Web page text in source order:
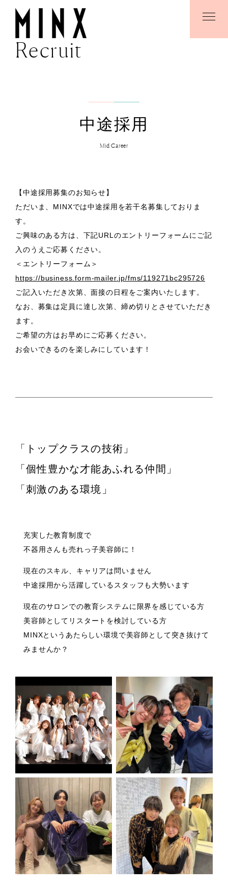
Recruit
中途採用
Mid Career
【中途採用募集のお知らせ】
ただいま、MINXでは中途採用を若干名募集しておりま
す。
ご興味のある方は、下記URLのエントリーフォームにご記
入のうえご応募ください。
＜エントリーフォーム＞
https://business.form-mailer.jp/fms/119271bc295726
ご記入いただき次第、面接の日程をご案内いたします。
なお、募集は定員に達し次第、締め切りとさせていただき
ます。
ご希望の方はお早めにご応募ください。
お会いできるのを楽しみにしています！
「トップクラスの技術」
「個性豊かな才能あふれる仲間」
「刺激のある環境」
充実した教育制度で
不器用さんも売れっ子美容師に！
現在のスキル、キャリアは問いません
中途採用から活躍しているスタッフも大勢います
現在のサロンでの教育システムに限界を感じている方
美容師としてリスタートを検討している方
MINXというあたらしい環境で美容師として突き抜けて
みませんか？